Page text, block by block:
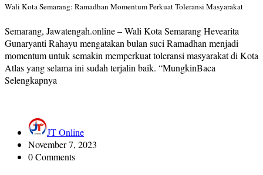
Wali Kota Semarang: Ramadhan Momentum Perkuat Toleransi Masyarakat
Semarang, Jawatengah.online – Wali Kota Semarang Hevearita
Gunaryanti Rahayu mengatakan bulan suci Ramadhan menjadi
momentum untuk semakin memperkuat toleransi masyarakat di Kota
Atlas yang selama ini sudah terjalin baik. “MungkinBaca
Selengkapnya
JT Online
November 7, 2023
0 Comments